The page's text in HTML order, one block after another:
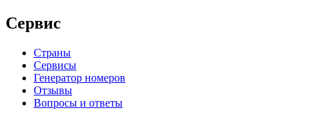
Сервис
Страны
Сервисы
Генератор номеров
Отзывы
Вопросы и ответы